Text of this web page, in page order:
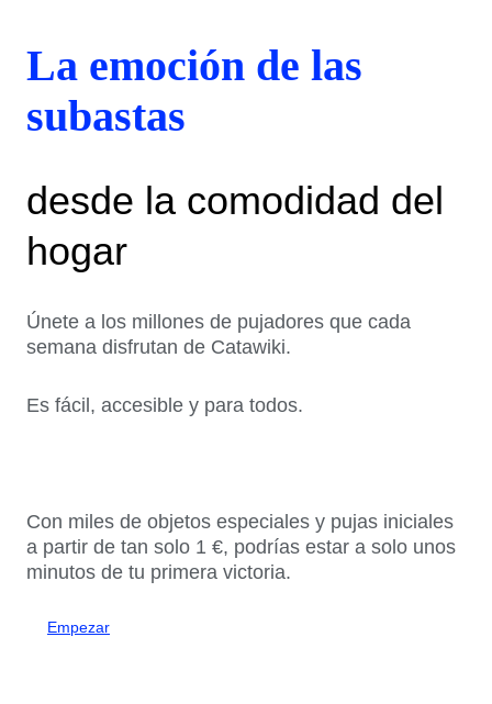
La emoción de las
subastas
desde la comodidad del
hogar
Únete a los millones de pujadores que cada
semana disfrutan de Catawiki.
Es fácil, accesible y para todos.
Con miles de objetos especiales y pujas iniciales
a partir de tan solo 1 €, podrías estar a solo unos
minutos de tu primera victoria.
Empezar